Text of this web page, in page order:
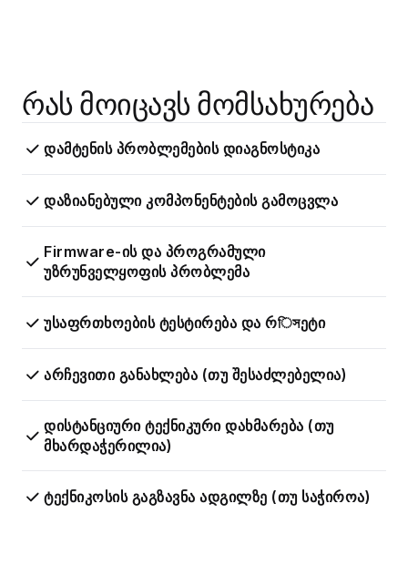
დამტენის პრობლემების დიაგნოსტიკა
დაზიანებული კომპონენტების გამოცვლა
Firmware-ის და პროგრამული
უზრუნველყოფის პრობლემა
უსაფრთხოების ტესტირება და რিসეტი
არჩევითი განახლება (თუ შესაძლებელია)
დისტანციური ტექნიკური დახმარება (თუ
მხარდაჭერილია)
ტექნიკოსის გაგზავნა ადგილზე (თუ საჭიროა)
რას მოიცავს მომსახურება